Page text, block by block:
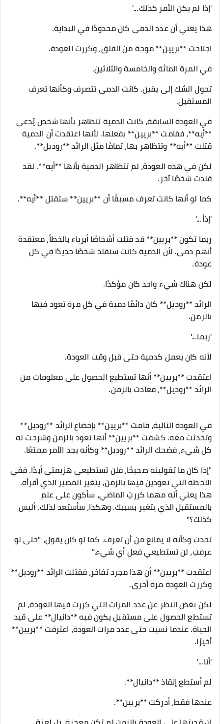
'إذا لم يكن الأمر كذلك...'
هذا يعني أن عدد الدمى كان محدودًا في البداية.
اجتاحت **بريين** موجة من القلق، وكررت العودة.
في المرة المائة والخامسة والثلاثين.
تحول الشك إلى يقين. كانت الدمى تتصرف وكأنها تعرف
المستقبل.
في العودة السابقة، كانت الدمية تتظاهر بأنها شخص يُدعى
**أيه**، فقامت **بريين** بفعلها. لأنها اعتقدت أن الدمية
قتلت **أيه** وتتظاهر بها، تمامًا مثل الرائد **روديل**.
لكن في هذه العودة، لم تتظاهر الدمية بأنها **أيه**. لقد
قلدت شخصًا آخر.
كما لو أنها كانت تعرف مسبقًا أن **بريين** ستقتل **أيه**.
'إذاً...'
ربما تكون **بريين** قد قتلت أشخاصًا أبرياء بالخطأ، معتقدة
أنهم دمى. لأن الدمية كانت ستقلد شخصًا جديدًا في كل
عودة.
لكن هناك شيء واحد كان مؤكدًا.
الرائد **روديل** كان دائمًا دمية في كل مرة تعود فيها
بالزمن.
'ربما...'
لأنه كان يعمل كدمية حتى قبل وقت العودة.
اعتقدت **بريين** أنها تستطيع الحصول على معلومات من
الرائد **روديل**، فعادت بالزمن.
في العودة التالية، قامت **بريين** بإخضاع الرائد **روديل**
وتحدثت معه. كشفت **بريين** أنها تعود بالزمن وشرحت له
كل شيء، فضحك الرائد **روديل** وكأنه يجد الأمر ممتعًا.
"إذا كان ما تقولينه صحيحًا، فلن تستطيعي هزيمتي أبدًا. ففي
اللحظة التي تعودين فيها بالزمن، يتغير المصير الذي أقرأه.
هذا يعني أنه مهما كررتِ الماضي، سأكون على علم
بالمستقبل الذي يتغير بسببك. وهكذا، سأستعد لذلك. أليس
كذلك؟"
تحدث وكأنه لا يمانع من أن تعرف. كما لو كان يقول، "حتى لو
عرفتِ، لن تستطيعي فعل أي شيء."
اعتقدت **بريين** أن هذا مجرد تفاخر، فقتلت الرائد **روديل**
وكررت العودة مرة أخرى.
لكن بغض النظر عن عدد المرات التي كررت فيها العودة، لم
تستطع الحصول على مستقبل يكون فيه **دانيال** على قيد
الحياة. عندما نسيت حتى عدد مرات العودة، اعترفت **بريين**
أخيرًا.
'أنا...'
لم أستطع إنقاذ **دانيال**.
عندها فقط، أدركت **بريين**.